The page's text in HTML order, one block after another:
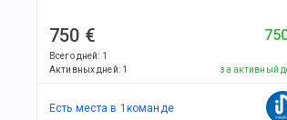
750 €
Всего дней: 1
Активных дней: 1 за активный
Есть места в 1 командe